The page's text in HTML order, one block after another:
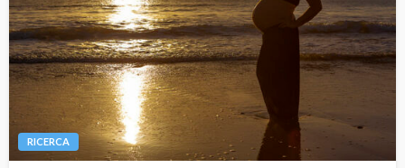
RICERCA